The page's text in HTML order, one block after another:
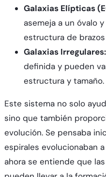
Galaxias Elípticas
asemeja a un óvalo
estructura de
Galaxias Irregulares:
definida y pueden
estructura y tamaño.
Este sistema no solo
sino que también
evolución. Se pensaba
espirales evolucionaban
ahora se entiende que